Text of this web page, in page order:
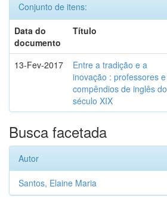
Conjunto de itens:
Data do
documento
Título
13-Fev-2017
Entre a tradição e a
inovação : professores e
compêndios de inglês do
século XIX
Busca facetada
Autor
Santos, Elaine Maria